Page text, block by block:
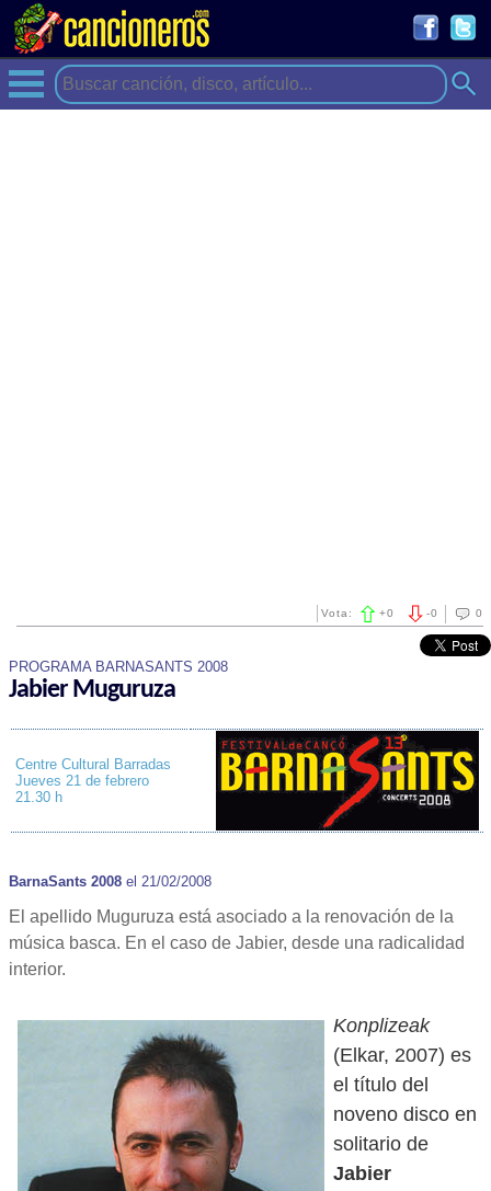
0
-0
Vota: +0
PROGRAMA BARNASANTS 2008
Jabier Muguruza
Centre Cultural Barradas
Jueves 21 de febrero
21.30 h
BarnaSants 2008 el 21/02/2008
El apellido Muguruza está asociado a la renovación de la
música basca. En el caso de Jabier, desde una radicalidad
interior.
Konplizeak
(Elkar, 2007) es
el título del
noveno disco en
solitario de
Jabier